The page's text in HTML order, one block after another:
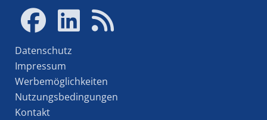
Datenschutz
Impressum
Werbemöglichkeiten
Nutzungsbedingungen
Kontakt